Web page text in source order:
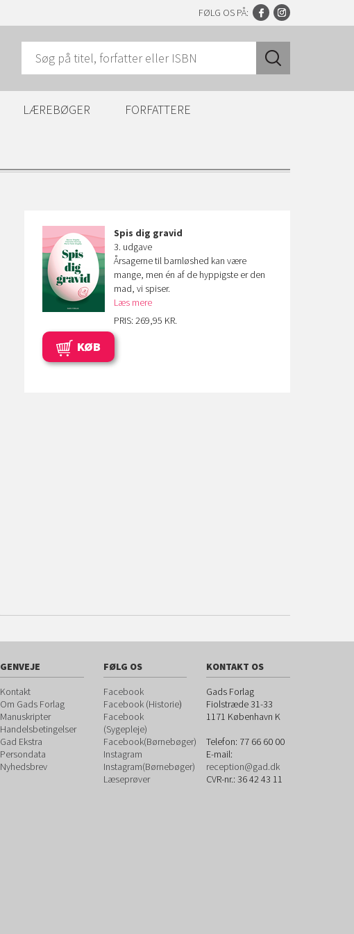
FØLG OS PÅ:
LÆREBØGER FORFATTERE
Spis dig gravid
3. udgave
Årsagerne til barnløshed kan være
mange, men én af de hyppigste er den
mad, vi spiser.
Læs mere
PRIS: 269,95 KR.
KØB
GENVEJE
Kontakt
Om Gads Forlag
Manuskripter
Handelsbetingelser
Gad Ekstra
Persondata
Nyhedsbrev
FØLG OS
Facebook
Facebook (Historie)
Facebook
(Sygepleje)
Facebook(Børnebøger)
Instagram
Instagram(Børnebøger)
Læseprøver
KONTAKT OS
Gads Forlag
Fiolstræde 31-33
1171 København K
Telefon: 77 66 60 00
E-mail:
reception@gad.dk
CVR-nr.: 36 42 43 11